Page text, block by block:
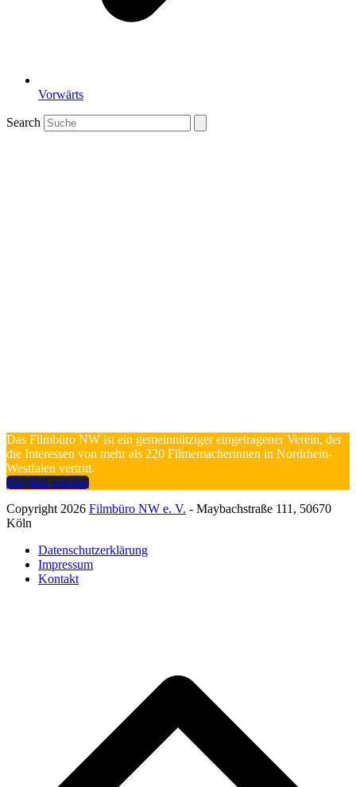
Vorwärts
Search
Das Filmbüro NW ist ein gemeinnütziger eingetragener Verein, der
die Interessen von mehr als 220 Filmemacherinnen in Nordrhein-
Westfalen vertritt.
Mitglied werden
Copyright 2026 Filmbüro NW e. V. - Maybachstraße 111, 50670
Köln
Datenschutzerklärung
Impressum
Kontakt